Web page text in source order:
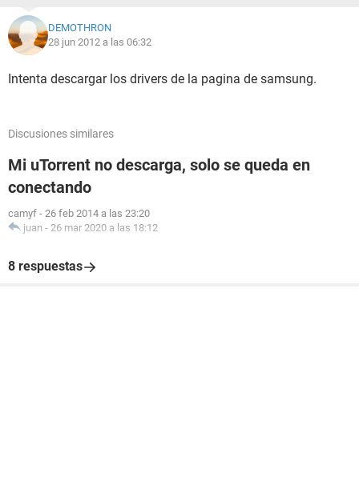
DEMOTHRON
28 jun 2012 a las 06:32
Intenta descargar los drivers de la pagina de samsung.
Discusiones similares
Mi uTorrent no descarga, solo se queda en
conectando
camyf - 26 feb 2014 a las 23:20
juan - 26 mar 2020 a las 18:12
8 respuestas